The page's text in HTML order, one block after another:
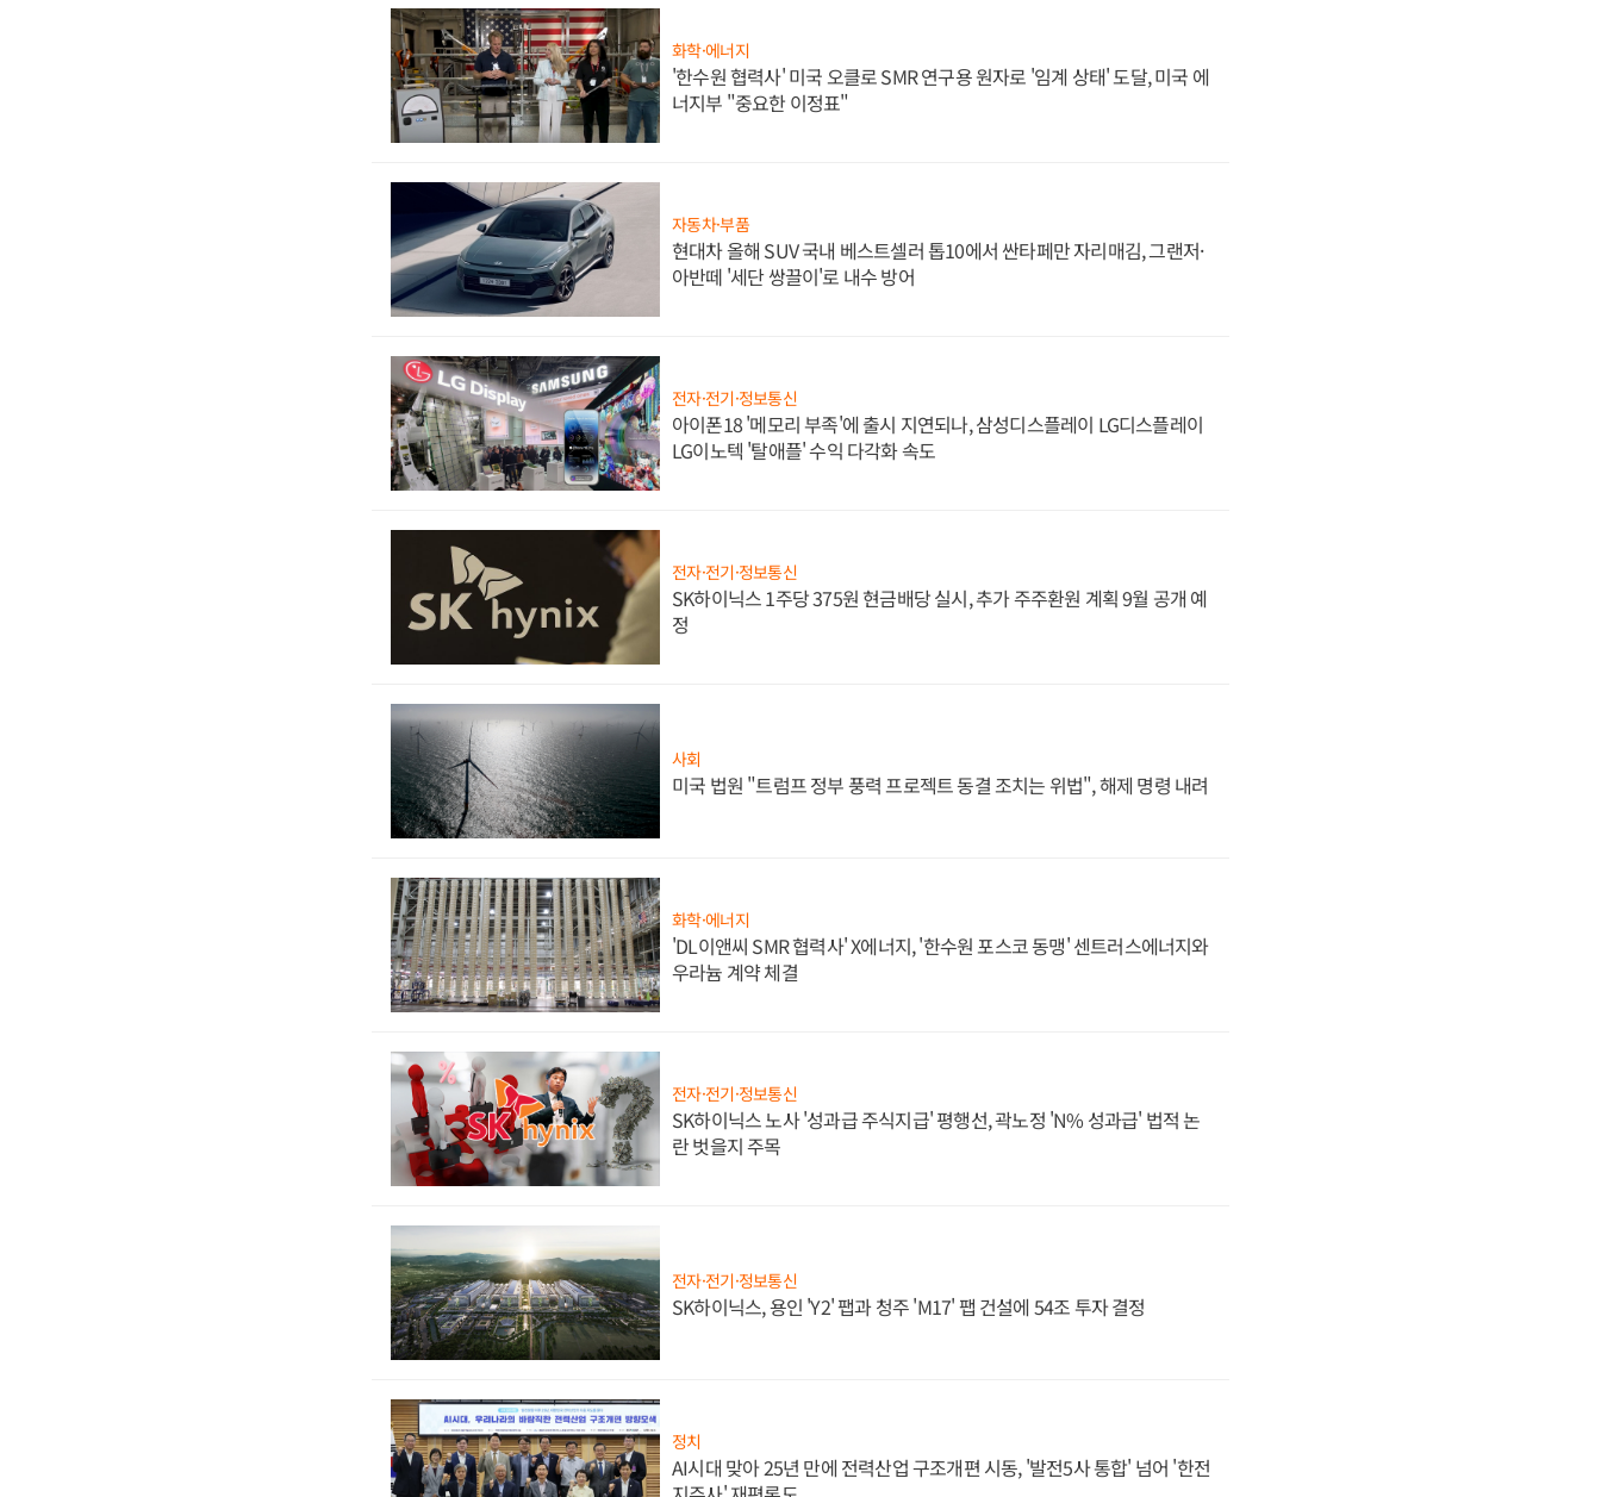
화학·에너지
'한수원 협력사' 미국 오클로 SMR 연구용 원자로 '임계 상태' 도달, 미국 에
너지부 "중요한 이정표"
자동차·부품
현대차 올해 SUV 국내 베스트셀러 톱10에서 싼타페만 자리매김, 그랜저·
아반떼 '세단 쌍끌이'로 내수 방어
전자·전기·정보통신
아이폰18 '메모리 부족'에 출시 지연되나, 삼성디스플레이 LG디스플레이
LG이노텍 '탈애플' 수익 다각화 속도
전자·전기·정보통신
SK하이닉스 1주당 375원 현금배당 실시, 추가 주주환원 계획 9월 공개 예
정
사회
미국 법원 "트럼프 정부 풍력 프로젝트 동결 조치는 위법", 해제 명령 내려
화학·에너지
'DL이앤씨 SMR 협력사' X에너지, '한수원 포스코 동맹' 센트러스에너지와
우라늄 계약 체결
전자·전기·정보통신
SK하이닉스 노사 '성과급 주식지급' 평행선, 곽노정 'N% 성과급' 법적 논
란 벗을지 주목
전자·전기·정보통신
SK하이닉스, 용인 'Y2' 팹과 청주 'M17' 팹 건설에 54조 투자 결정
정치
AI시대 맞아 25년 만에 전력산업 구조개편 시동, '발전5사 통합' 넘어 '한전